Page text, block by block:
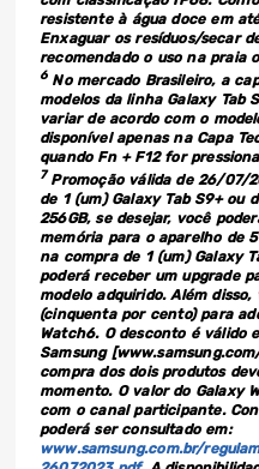
resistente à água doce em
Enxaguar os resíduos/secar
recomendado o uso na praia
6No mercado Brasileiro, a
modelos da linha Galaxy Tab
variar de acordo com o
disponível apenas na Capa
quando Fn + F12 for
7Promoção válida de 26/07/
de 1 (um) Galaxy Tab S9+ ou
256GB, se desejar, você
memória para o aparelho de
na compra de 1 (um) Galaxy
poderá receber um upgrade
modelo adquirido. Além
(cinquenta por cento) para
Watch6. O desconto é válido
Samsung
compra dos dois produtos
momento. O valor do Galaxy
com o canal participante.
poderá ser consultado em:
www.samsung.com.br/